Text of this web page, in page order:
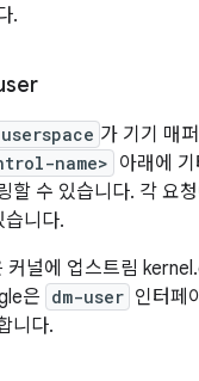
.
userspace 가 기기 매
name> 아래에
할 수 있습니다. 각 요
습니다.
커널에 업스트림
은 dm-user 인터페
니다.